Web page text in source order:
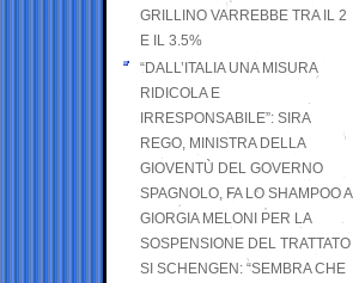
GRILLINO VARREBBE TRA IL 2
E IL 3.5%
“DALL’ITALIA UNA MISURA
RIDICOLA E
IRRESPONSABILE”: SIRA
REGO, MINISTRA DELLA
GIOVENTÙ DEL GOVERNO
SPAGNOLO, FA LO SHAMPOO A
GIORGIA MELONI PER LA
SOSPENSIONE DEL TRATTATO
SI SCHENGEN: “SEMBRA CHE